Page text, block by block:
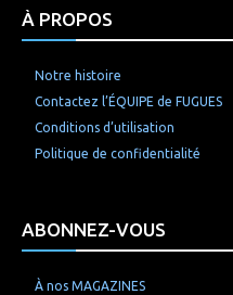
À PROPOS
Notre histoire
Contactez l’ÉQUIPE de FUGUES
Conditions d’utilisation
Politique de confidentialité
ABONNEZ-VOUS
À nos MAGAZINES